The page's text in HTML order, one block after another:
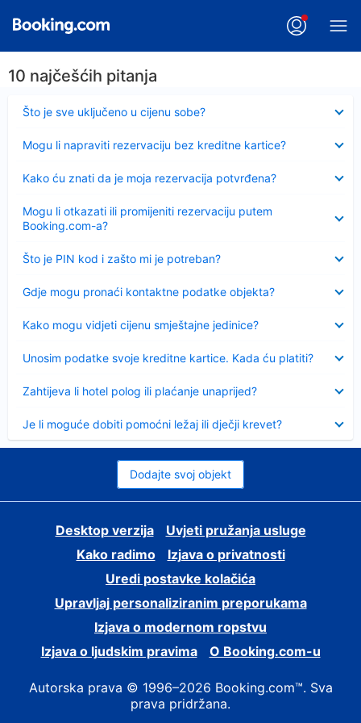
10 najčešćih pitanja
Što je sve uključeno u cijenu sobe?
Sažeto
Mogu li napraviti rezervaciju bez kreditne kartice?
Kako ću znati da je moja rezervacija potvrđena?
Mogu li otkazati ili promijeniti rezervaciju putem
Booking.com-a?
Što je PIN kod i zašto mi je potreban?
Sažeto
Gdje mogu pronaći kontaktne podatke objekta?
Kako mogu vidjeti cijenu smještajne jedinice?
Unosim podatke svoje kreditne kartice. Kada ću platiti?
Zahtijeva li hotel polog ili plaćanje unaprijed?
Je li moguće dobiti pomoćni ležaj ili dječji krevet?
Dodajte svoj objekt
Desktop verzija
Uvjeti pružanja usluge
Kako radimo
Izjava o privatnosti
Uredi postavke kolačića
Upravljaj personaliziranim preporukama
Izjava o modernom ropstvu
Izjava o ljudskim pravima
O Booking.com-u
Autorska prava © 1996–2026 Booking.com™. Sva
prava pridržana.